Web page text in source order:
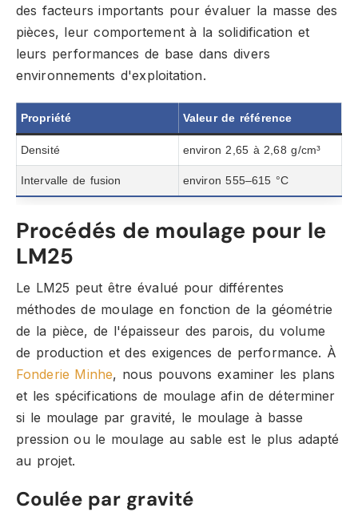
des facteurs importants pour évaluer la masse des
pièces, leur comportement à la solidification et
leurs performances de base dans divers
environnements d'exploitation.
Propriété Valeur de référence
Densité environ 2,65 à 2,68 g/cm³
Intervalle de fusion environ 555–615 °C
Procédés de moulage pour le
LM25
Le LM25 peut être évalué pour différentes
méthodes de moulage en fonction de la géométrie
de la pièce, de l'épaisseur des parois, du volume
de production et des exigences de performance. À
Fonderie Minhe, nous pouvons examiner les plans
et les spécifications de moulage afin de déterminer
si le moulage par gravité, le moulage à basse
pression ou le moulage au sable est le plus adapté
au projet.
Coulée par gravité